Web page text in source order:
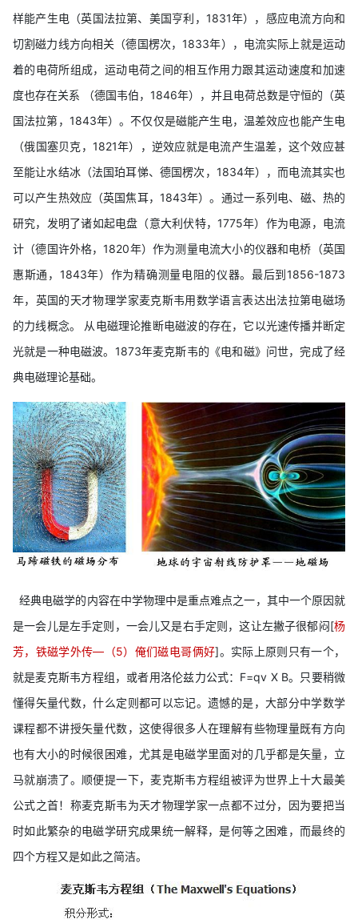
样能产生电（英国法拉第、美国亨利，1831年），感应电流方向和
切割磁力线方向相关（德国楞次，1833年），电流实际上就是运动
着的电荷所组成，运动电荷之间的相互作用力跟其运动速度和加速
度也存在关系 （德国韦伯，1846年），并且电荷总数是守恒的（英
国法拉第，1843年）。不仅仅是磁能产生电，温差效应也能产生电
（俄国塞贝克，1821年），逆效应就是电流产生温差，这个效应甚
至能让水结冰（法国珀耳悌、德国楞次，1834年），而电流其实也
可以产生热效应（英国焦耳，1843年）。通过一系列电、磁、热的
研究，发明了诸如起电盘（意大利伏特，1775年）作为电源，电流
计（德国许外格，1820年）作为测量电流大小的仪器和电桥（英国
惠斯通，1843年）作为精确测量电阻的仪器。最后到1856-1873
年，英国的天才物理学家麦克斯韦用数学语言表达出法拉第电磁场
的力线概念。 从电磁理论推断电磁波的存在，它以光速传播并断定
光就是一种电磁波。1873年麦克斯韦的《电和磁》问世，完成了经
典电磁理论基础。
经典电磁学的内容在中学物理中是重点难点之一，其中一个原因就
是一会儿是左手定则，一会儿又是右手定则，这让左撇子很郁闷[杨
芳，铁磁学外传—（5）俺们磁电哥俩好]。实际上原则只有一个，
就是麦克斯韦方程组，或者用洛伦兹力公式：F=qv X B。只要稍微
懂得矢量代数，什么定则都可以忘记。遗憾的是，大部分中学数学
课程都不讲授矢量代数，这使得很多人在理解有些物理量既有方向
也有大小的时候很困难，尤其是电磁学里面对的几乎都是矢量，立
马就崩溃了。顺便提一下，麦克斯韦方程组被评为世界上十大最美
公式之首！称麦克斯韦为天才物理学家一点都不过分，因为要把当
时如此繁杂的电磁学研究成果统一解释，是何等之困难，而最终的
四个方程又是如此之简洁。